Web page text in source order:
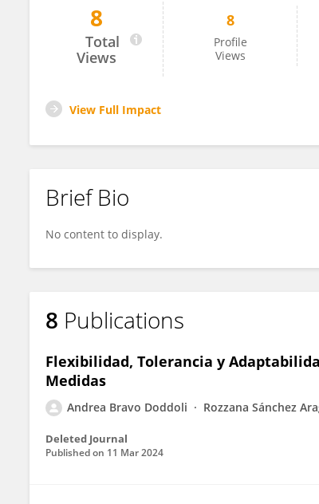
Andrea Bravo Doddoli
8
Total
Views
8
Profile
Views
View Full Impact
Brief Bio
No content to display.
8 Publications
Flexibilidad, Tolerancia y
Medidas
Andrea Bravo Doddoli Rozzana Sánchez
Deleted Journal
Published on 11 Mar 2024